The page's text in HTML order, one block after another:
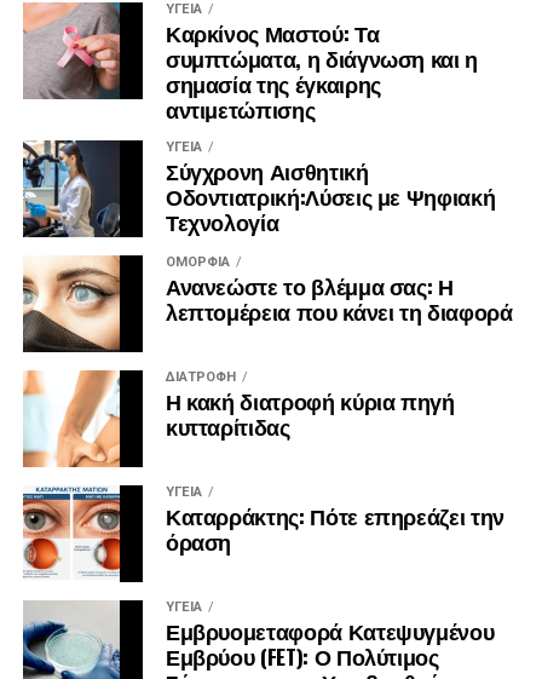
ΥΓΕΊΑ
Καρκίνος Μαστού: Τα
συμπτώματα, η διάγνωση και η
σημασία της έγκαιρης
αντιμετώπισης
ΥΓΕΊΑ
Σύγχρονη Αισθητική
Οδοντιατρική:Λύσεις με Ψηφιακή
Τεχνολογία
ΟΜΟΡΦΙΆ
Ανανεώστε το βλέμμα σας: Η
λεπτομέρεια που κάνει τη διαφορά
ΔΙΑΤΡΟΦΉ
Η κακή διατροφή κύρια πηγή
κυτταρίτιδας
ΥΓΕΊΑ
Καταρράκτης: Πότε επηρεάζει την
όραση
ΥΓΕΊΑ
Εμβρυομεταφορά Κατεψυγμένου
Εμβρύου (FET): Ο Πολύτιμος